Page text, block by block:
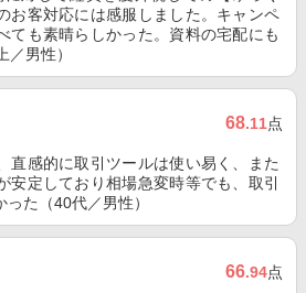
お客対応には感服しました。キャンペ
ても素晴らしかった。資料の宅配にも
男性）
68.11点
直感的に取引ツールは使い易く、また
安定しており相場急変時等でも、取引
た（40代／男性）
66.94点